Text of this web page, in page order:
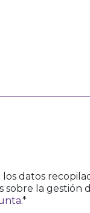
datos
sobre la gestión
.*